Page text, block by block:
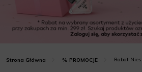
Strona Główna % PROMOCJE Rabat